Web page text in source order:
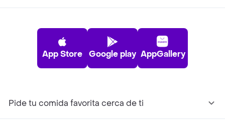
App Store Google play AppGallery
Pide tu comida favorita cerca de ti